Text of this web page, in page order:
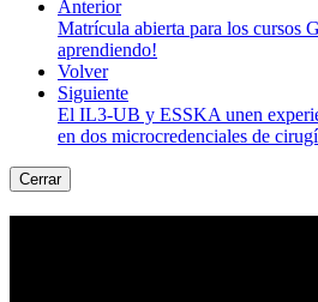
Anterior
Matrícula abierta para los cursos
aprendiendo!
Volver
Siguiente
El IL3-UB y ESSKA unen
en dos microcredenciales de
Cerrar